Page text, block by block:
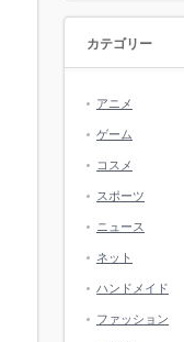
カテゴリー
アニメ
ゲーム
コスメ
スポーツ
ニュース
ネット
ハンドメイド
ファッション